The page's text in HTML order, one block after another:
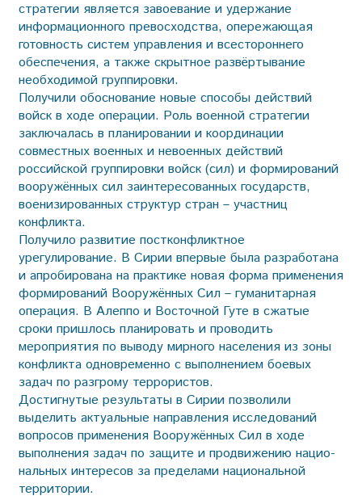
стратегии является завоевание и удержание
информационного превосходства, опережающая
готовность систем управления и всестороннего
обеспечения, а также скрытное развёртывание
необходимой группировки.
Получили обоснование новые способы действий
войск в ходе операции. Роль военной стратегии
заключалась в планировании и координации
совместных военных и невоенных действий
российской группировки войск (сил) и формирований
вооружённых сил заинтересованных государств,
военизированных структур стран – участниц
конфликта.
Получило развитие постконфликтное
урегулирование. В Сирии впервые была разработана
и апробирована на практике новая форма применения
формирований Вооружённых Сил – гуманитарная
операция. В Алеппо и Восточной Гуте в сжатые
сроки пришлось планировать и проводить
мероприятия по выводу мирного населения из зоны
конфликта одновременно с выполнением боевых
задач по разгрому террористов.
Достигнутые результаты в Сирии позволили
выделить ак­туальные направления исследо­ваний
вопросов применения Во­оружённых Сил в ходе
выполнения задач по защите и продвижению нацио­
нальных интересов за пределами национальной
территории.